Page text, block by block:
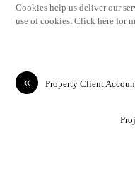
Cookies help us deliver our
use of cookies. Click here for
« Property Client